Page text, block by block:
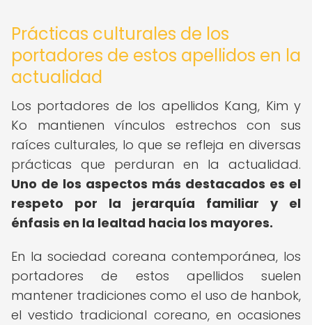
Prácticas culturales de los
portadores de estos apellidos en la
actualidad
Los portadores de los apellidos Kang, Kim y
Ko mantienen vínculos estrechos con sus
raíces culturales, lo que se refleja en diversas
prácticas que perduran en la actualidad.
Uno de los aspectos más destacados es el
respeto por la jerarquía familiar y el
énfasis en la lealtad hacia los mayores.
En la sociedad coreana contemporánea, los
portadores de estos apellidos suelen
mantener tradiciones como el uso de hanbok,
el vestido tradicional coreano, en ocasiones